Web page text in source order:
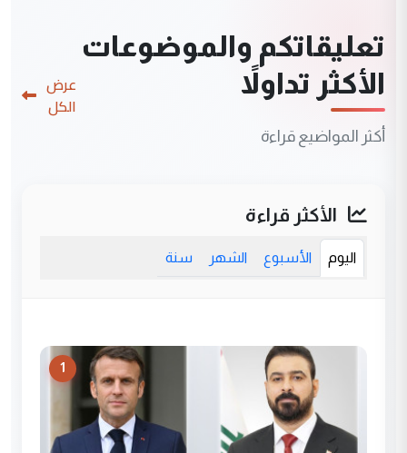
تعليقاتكم والموضوعات
الأكثر تداولاً
أكثر المواضيع قراءة
عرض
الكل
الأكثر قراءة
اليوم الأسبوع الشهر سنة
1